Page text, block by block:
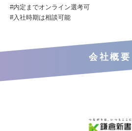
#内定までオンライン選考可
#入社時期は相談可能
会社概要